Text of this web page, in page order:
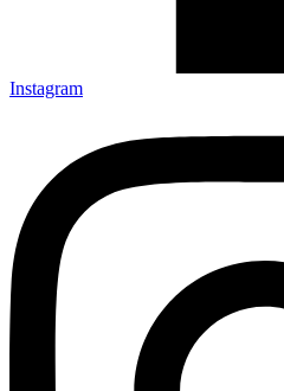
Instagram